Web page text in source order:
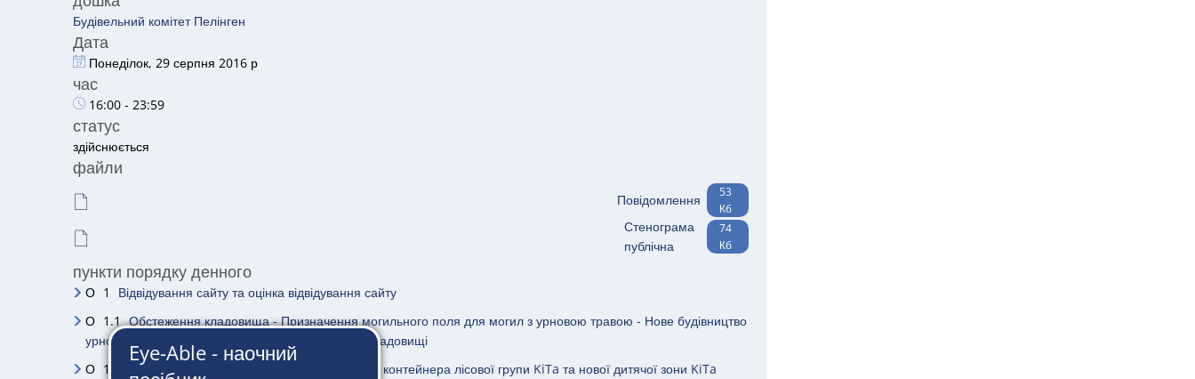
Будівельний комітет Пелінген
Дата
Понеділок, 29 серпня 2016 р
час
16:00 - 23:59
статус
здійснюється
файли
Повідомлення
53
Кб
Стенограма
публічна
74
Кб
пункти порядку денного
О 1
Відвідування сайту та оцінка відвідування сайту
О 1.1 Обстеження кладовища - Призначення могильного поля для могил з урновою травою - Нове будівництво
урнового могильного поля - Проектні заходи на кладовищі
О 1.2
Відвідування можливого місця розміщення контейнера лісової групи KiTa та нової дитячої зони KiTa